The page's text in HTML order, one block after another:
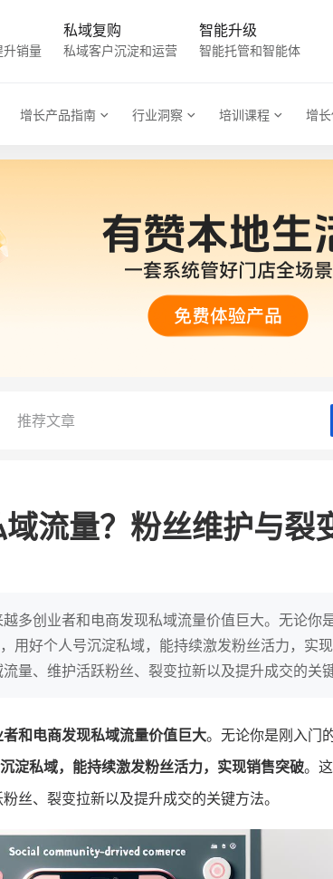
升销量
私域复购
私域客户沉淀和运营
智能升级
智能托管和智能体
增长产品指南 行业洞察 培训课程 增
推荐文章
流量？粉丝维护与裂
多创业者和电商发现私域流量价值巨大。无论你
用好个人号沉淀私域，能持续激发粉丝活力，实
量、维护活跃粉丝、裂变拉新以及提升成交的关键
和电商发现私域流量价值巨大。无论你是刚入门
淀私域，能持续激发粉丝活力，实现销售突破。
丝、裂变拉新以及提升成交的关键方法。
万
辅食品
母婴
有货源没流量？母婴馆如何破局
他只用7年做到平台销冠，转战私
域如何破局？
这
零